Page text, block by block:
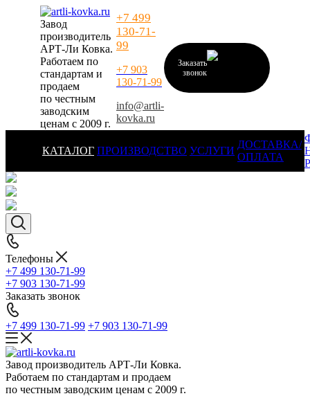
Завод
производитель
АРТ-Ли Ковка.
Работаем по
стандартам и
продаем
по честным
заводским
ценам с 2009 г.
+7 499
130-71-
99
+7 903
130-71-99
info@artli-
kovka.ru
Заказать
звонок
КАТАЛОГ ПРОИЗВОДСТВО УСЛУГИ
ДОСТАВКА/
ОПЛАТА
Телефоны
+7 499 130-71-99
+7 903 130-71-99
Заказать звонок
+7 499 130-71-99 +7 903 130-71-99
Завод производитель АРТ-Ли Ковка.
Работаем по стандартам и продаем
по честным заводским ценам с 2009 г.